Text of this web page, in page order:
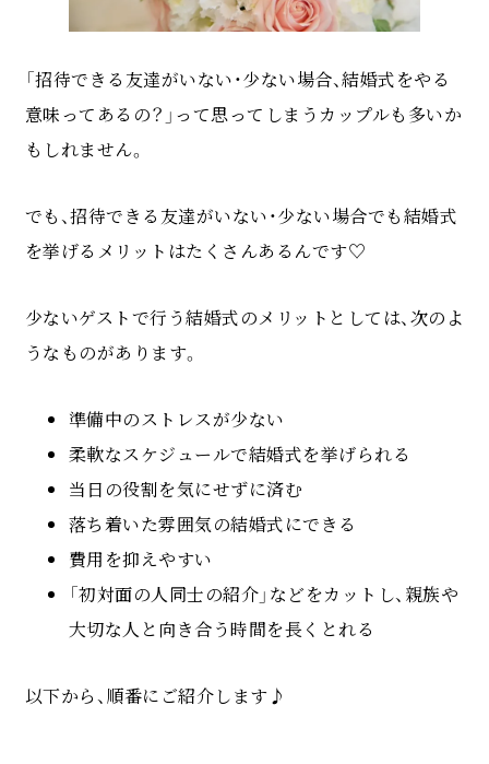
「招待できる友達がいない・少ない場合、結婚式をやる
意味ってあるの？」って思ってしまうカップルも多いか
もしれません。
でも、招待できる友達がいない・少ない場合でも結婚式
を挙げるメリットはたくさんあるんです♡
少ないゲストで行う結婚式のメリットとしては、次のよ
うなものがあります。
準備中のストレスが少ない
柔軟なスケジュールで結婚式を挙げられる
当日の役割を気にせずに済む
落ち着いた雰囲気の結婚式にできる
費用を抑えやすい
「初対面の人同士の紹介」などをカットし、親族や
大切な人と向き合う時間を長くとれる
以下から、順番にご紹介します♪